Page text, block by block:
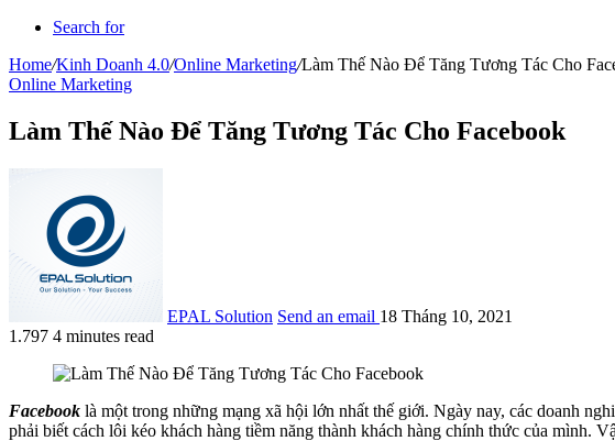
Search for
Home/Kinh Doanh 4.0/Online Marketing/Làm Thế Nào Để Tăng Tương Tác Cho
Online Marketing
Làm Thế Nào Để Tăng Tương Tác Cho Facebook
EPAL Solution Send an email 18 Tháng 10, 2021
1.797 4 minutes read
Facebook là một trong những mạng xã hội lớn nhất thế giới. Ngày nay, các doanh
phải biết cách lôi kéo khách hàng tiềm năng thành khách hàng chính thức của mình.